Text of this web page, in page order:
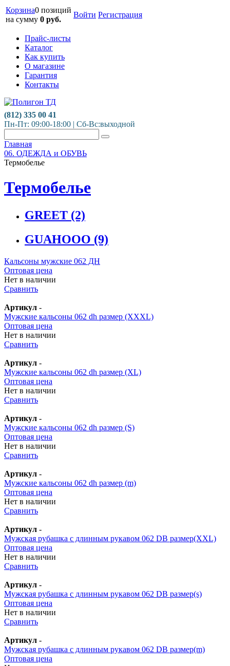
Корзина0 позиций
на сумму 0 руб.
Войти Регистрация
Прайс-листы
Каталог
Как купить
О магазине
Гарантия
Контакты
(812) 335 00 41
Пн-Пт: 09:00-18:00 | Сб-Вс:выходной
Главная
06. ОДЕЖДА и ОБУВЬ
Термобелье
Термобелье
GREET (2)
GUAHOOO (9)
Кальсоны мужские 062 ДН
Оптовая цена
Нет в наличии
Сравнить
Артикул -
Мужские кальсоны 062 dh размер (XXXL)
Оптовая цена
Нет в наличии
Сравнить
Артикул -
Мужские кальсоны 062 dh размер (XL)
Оптовая цена
Нет в наличии
Сравнить
Артикул -
Мужские кальсоны 062 dh размер (S)
Оптовая цена
Нет в наличии
Сравнить
Артикул -
Мужские кальсоны 062 dh размер (m)
Оптовая цена
Нет в наличии
Сравнить
Артикул -
Мужская рубашка с длинным рукавом 062 DB размер(XXL)
Оптовая цена
Нет в наличии
Сравнить
Артикул -
Мужская рубашка с длинным рукавом 062 DB размер(s)
Оптовая цена
Нет в наличии
Сравнить
Артикул -
Мужская рубашка с длинным рукавом 062 DB размер(m)
Оптовая цена